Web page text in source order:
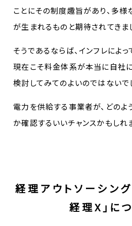
ことにその制度趣旨があり、多
が生まれるものと期待されてきま
そうであるならば、インフレによ
現在こそ料金体系が本当に自社
検討してみてのよいのではないで
電力を供給する事業者が、どのよ
か確認するいいチャンスかもしれ
経理アウトソーシン
経理X」に